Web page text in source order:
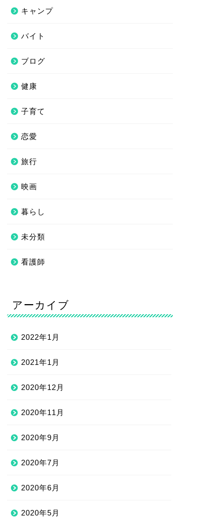
キャンプ
バイト
ブログ
健康
子育て
恋愛
旅行
映画
暮らし
未分類
看護師
アーカイブ
2022年1月
2021年1月
2020年12月
2020年11月
2020年9月
2020年7月
2020年6月
2020年5月